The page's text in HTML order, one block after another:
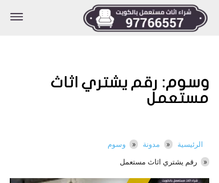
وسوم: رقم يشتري اثاث
مستعمل
الرئيسية مدونة
وسوم
رقم يشتري اثاث مستعمل